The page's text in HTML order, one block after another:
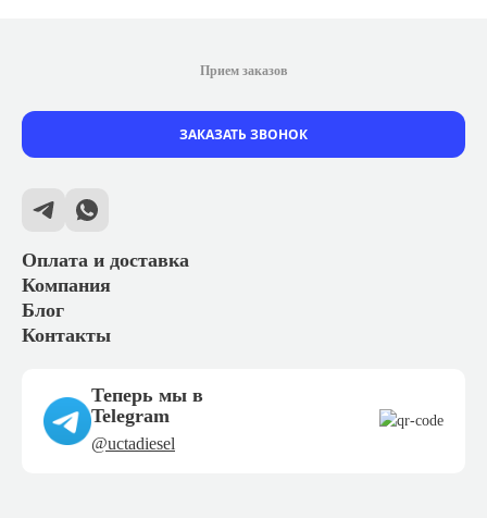
Оплата и доставка
Компания
Блог
Контакты
Прием заказов
ЗАКАЗАТЬ ЗВОНОК
Теперь мы в
Telegram
@uctadiesel